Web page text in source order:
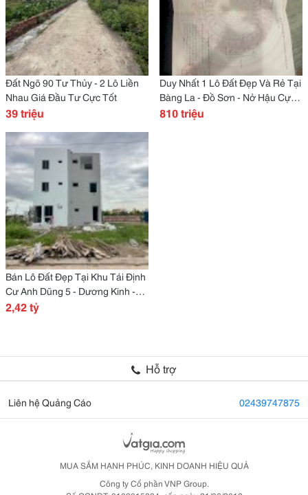
Đất Ngõ 90 Tư Thủy - 2 Lô Liền
Nhau Giá Đầu Tư Cực Tốt
39 triệu
Duy Nhất 1 Lô Đất Đẹp Và Rẻ Tại
Bàng La - Đồ Sơn - Nở Hậu Cực
Đẹp
810 triệu
Bán Lô Đất Đẹp Tại Khu Tái Định
Cư Anh Dũng 5 - Dương Kinh -
Hải Phòng
2,42 tỷ
Hỗ trợ
Liên hệ Quảng Cáo 02439747875
MUA SẮM HẠNH PHÚC, KINH DOANH HIỆU QUẢ
Công ty Cổ phần VNP Group.